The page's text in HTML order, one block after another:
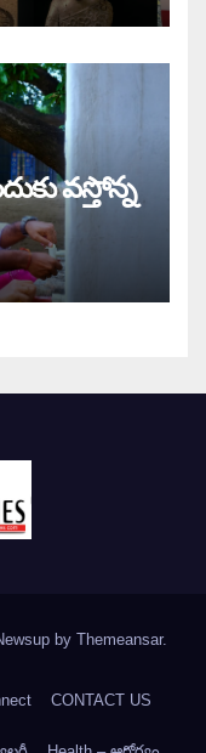
వస్తోన్న
by Themeansar.
CONTACT US